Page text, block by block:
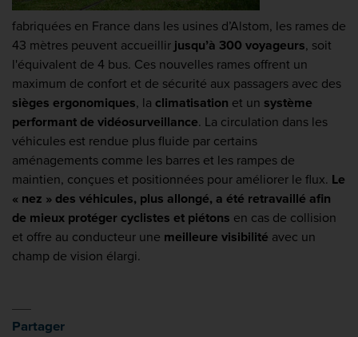
fabriquées en France dans les usines d’Alstom, les rames de
43 mètres peuvent accueillir jusqu’à 300 voyageurs, soit
l'équivalent de 4 bus. Ces nouvelles rames offrent un
maximum de confort et de sécurité aux passagers avec des
sièges ergonomiques, la climatisation et un système
performant de vidéosurveillance. La circulation dans les
véhicules est rendue plus fluide par certains
aménagements comme les barres et les rampes de
maintien, conçues et positionnées pour améliorer le flux. Le
« nez » des véhicules, plus allongé, a été retravaillé afin
de mieux protéger cyclistes et piétons en cas de collision
et offre au conducteur une meilleure visibilité avec un
champ de vision élargi.
Partager